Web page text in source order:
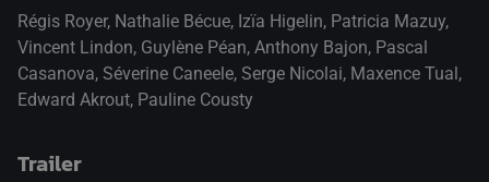
Régis Royer, Nathalie Bécue, Izïa Higelin, Patricia Mazuy,
Vincent Lindon, Guylène Péan, Anthony Bajon, Pascal
Casanova, Séverine Caneele, Serge Nicolai, Maxence Tual ,
Edward Akrout, Pauline Cousty
Trailer